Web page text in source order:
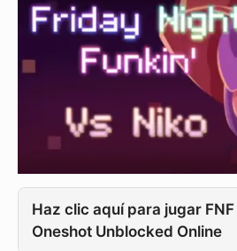
Haz clic aquí para jugar
Oneshot Unblocked Online